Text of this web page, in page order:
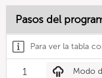
Pasos del
Para ver la tabla
1 Modo